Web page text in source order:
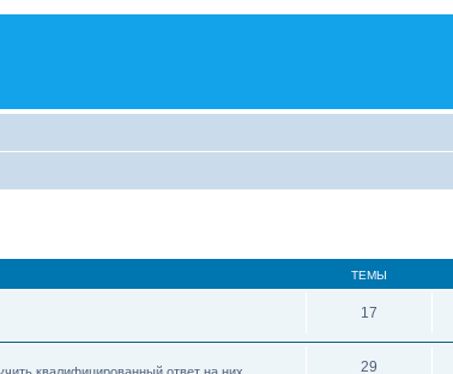
ТЕМЫ
17
29